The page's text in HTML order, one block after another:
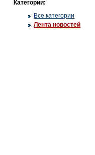
Категории:
Все категории
Лента новостей